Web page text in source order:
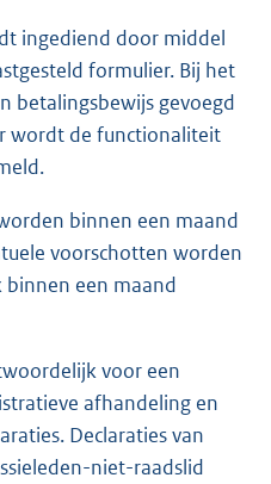
ingediend door middel
formulier. Bij het
betalingsbewijs gevoegd
wordt de functionaliteit
binnen een maand
voorschotten worden
een maand
voor een
afhandeling en
Declaraties van
niet-raadslid